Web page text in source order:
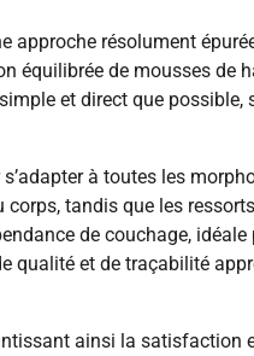
approche résolument
équilibrée de mousses de
et direct que
à toutes les
tandis que les
de couchage,
qualité et de traçabilité
ainsi la satisfaction